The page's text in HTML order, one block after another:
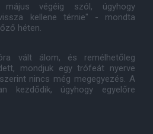
május végéig szól, úgyhogy
kellene térnie" - mondta
héten.
vált álom, és remélhetőleg
mondjuk egy trófeát nyerve
nincs még megegyezés. A
kezdődik, úgyhogy egyelőre